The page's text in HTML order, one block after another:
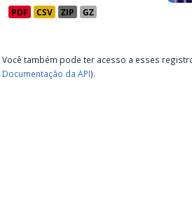
PDF CSV ZIP GZ
Você também pode ter acesso a esses
Documentação da API).